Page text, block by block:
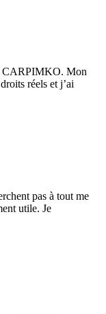
CARPIMKO. Mon
réels et j’ai
pas à tout me
utile. Je